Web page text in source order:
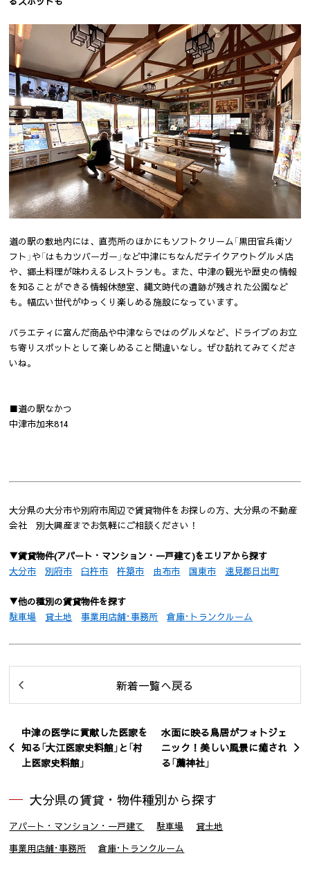
道の駅の敷地内には、直売所のほかにもソフトクリーム「黒田官兵衛ソ
フト」や「はもカツバーガー」など中津にちなんだテイクアウトグルメ店
や、郷土料理が味わえるレストランも。また、中津の観光や歴史の情報
を知ることができる情報休憩室、縄文時代の遺跡が残された公園など
も。幅広い世代がゆっくり楽しめる施設になっています。
バラエティに富んだ商品や中津ならではのグルメなど、ドライブのお立
ち寄りスポットとして楽しめること間違いなし。ぜひ訪れてみてくださ
いね。
■道の駅なかつ
中津市加来814
大分県の大分市や別府市周辺で賃貸物件をお探しの方、大分県の不動産
会社 別大興産までお気軽にご相談ください！
▼賃貸物件(アパート・マンション・一戸建て)をエリアから探す
大分市
別府市 臼杵市 杵築市 由布市 国東市 速見郡日出町
▼他の種別の賃貸物件を探す
駐車場
貸土地 事業用店舗･事務所 倉庫･トランクルーム
新着一覧へ戻る
中津の医学に貢献した医家を
知る「大江医家史料館」と「村
上医家史料館」
水面に映る鳥居がフォトジェ
ニック！美しい風景に癒され
る「薦神社」
大分県の賃貸・物件種別から探す
アパート・マンション・一戸建て 駐車場
貸土地
事業用店舗･事務所
倉庫･トランクルーム